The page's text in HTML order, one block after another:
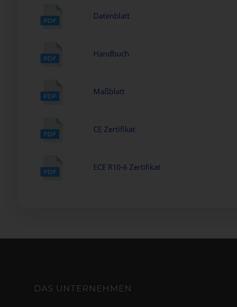
Datenblatt
Handbuch
Maßblatt
CE Zertifikat
ECE R10-6 Zertifikat
DAS UNTERNEHMEN